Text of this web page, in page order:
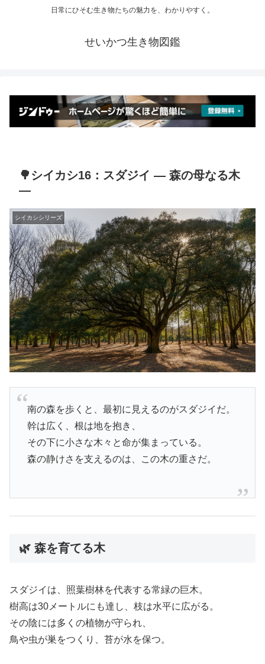
日常にひそむ生き物たちの魅力を、わかりやすく。
せいかつ生き物図鑑
🌳シイカシ16：スダジイ ― 森の母なる木
―
シイカシシリーズ
南の森を歩くと、最初に見えるのがスダジイだ。
幹は広く、根は地を抱き、
その下に小さな木々と命が集まっている。
森の静けさを支えるのは、この木の重さだ。
🌿 森を育てる木
スダジイは、照葉樹林を代表する常緑の巨木。
樹高は30メートルにも達し、枝は水平に広がる。
その陰には多くの植物が守られ、
鳥や虫が巣をつくり、苔が水を保つ。